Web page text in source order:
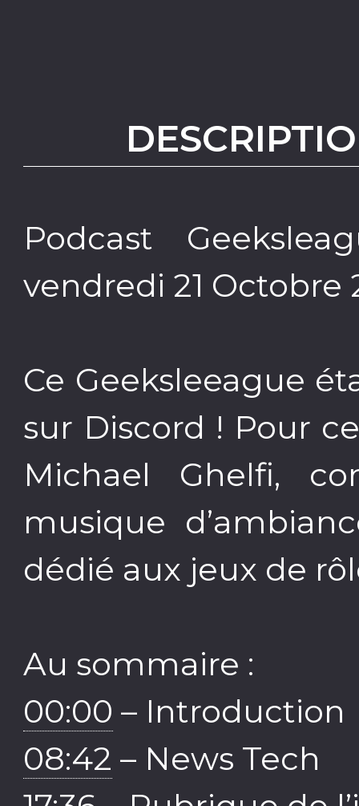
Podcast
vendredi 21 Octobre
Ce Geeksleeague
sur Discord ! Pour
Michael Ghelfi,
musique
dédié aux jeux de
Au sommaire :
00:00 – Introduction
08:42 – News Tech